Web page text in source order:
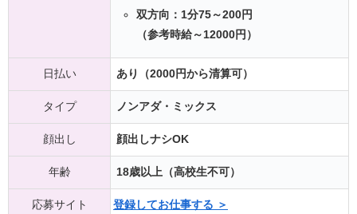
双方向：1分75～200円
（参考時給～12000円）
日払い あり（2000円から清算可）
タイプ ノンアダ・ミックス
顔出し 顔出しナシOK
年齢 18歳以上（高校生不可）
応募サイト 登録してお仕事する ＞